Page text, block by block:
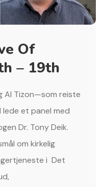
Of
– 19th
Al Tizon—som reiste
lede et panel med
Dr. Tony Deik.
om kirkelig
i Det